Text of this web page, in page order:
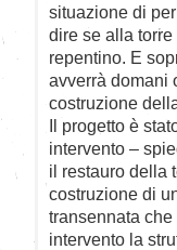
situazione di
dire se alla
repentino. E
avverrà domani
costruzione
Il progetto è
intervento –
il restauro della
costruzione di
transennata
intervento la